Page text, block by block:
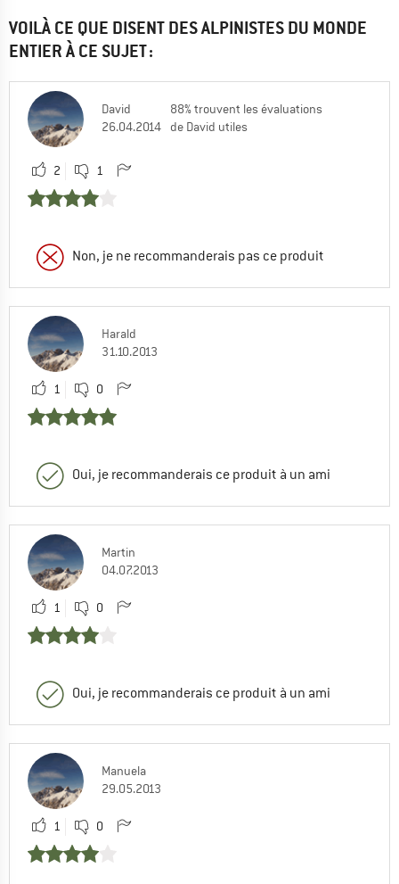
VOILÀ CE QUE DISENT DES ALPINISTES DU MONDE
ENTIER À CE SUJET :
David
26.04.2014
88% trouvent les évaluations
de David utiles
2 1
Non, je ne recommanderais pas ce produit
Harald
31.10.2013
1 0
Oui, je recommanderais ce produit à un ami
Martin
04.07.2013
1 0
Oui, je recommanderais ce produit à un ami
Manuela
29.05.2013
1 0